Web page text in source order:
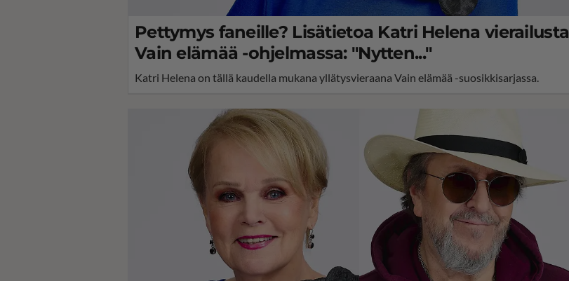
Pettymys faneille? Lisätietoa Katri Helena vierailusta
Vain elämää -ohjelmassa: "Nytten..."
Katri Helena on tällä kaudella mukana yllätysvieraana Vain elämää -suosikkisarjassa.